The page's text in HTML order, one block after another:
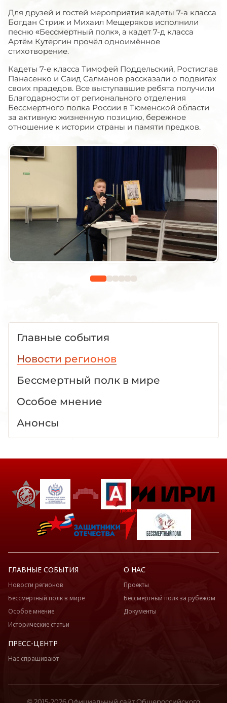
Для друзей и гостей мероприятия кадеты 7-а класса
Богдан Стриж и Михаил Мещеряков исполнили
песню «Бессмертный полк», а кадет 7-д класса
Артём Кутергин прочёл одноимённое
стихотворение.
Кадеты 7-е класса Тимофей Поддельский, Ростислав
Панасенко и Саид Салманов рассказали о подвигах
своих прадедов. Все выступавшие ребята получили
Благодарности от регионального отделения
Бессмертного полка России в Тюменской области
за активную жизненную позицию, бережное
отношение к истории страны и памяти предков.
Главные события
Новости регионов
Бессмертный полк в мире
Особое мнение
Анонсы
ГЛАВНЫЕ СОБЫТИЯ
Новости регионов
Бессмертный полк в мире
Особое мнение
Исторические статьи
О НАС
Проекты
Бессмертный полк за рубежом
Документы
ПРЕСС-ЦЕНТР
Нас спрашивают